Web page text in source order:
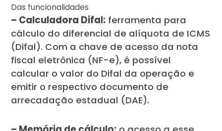
Das funcionalidades
– Calculadora Difal: ferramenta para
cálculo do diferencial de alíquota de ICMS
(Difal). Com a chave de acesso da nota
fiscal eletrônica (NF-e), é possível
calcular o valor do Difal da operação e
emitir o respectivo documento de
arrecadação estadual (DAE).